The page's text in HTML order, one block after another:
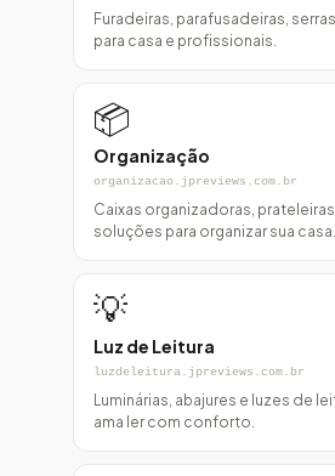
Furadeiras, parafusadeiras,
para casa e profissionais.
📦
Organização
organizacao.jpreviews.com.br
Caixas organizadoras,
soluções para organizar sua casa.
💡
Luz de Leitura
luzdeleitura.jpreviews.com.br
Luminárias, abajures e luzes de
ama ler com conforto.